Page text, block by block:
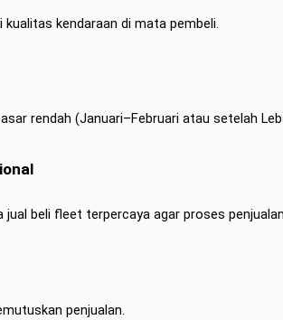
kendaraan di mata pembeli.
rendah (Januari–Februari atau setelah
beli fleet terpercaya agar proses
penjualan.